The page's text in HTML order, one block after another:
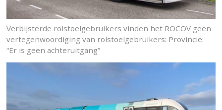
Verbijsterde rolstoelgebruikers vinden het ROCOV geen
vertegenwoordiging van rolstoelgebruikers: Provincie:
“Er is geen achteruitgang”